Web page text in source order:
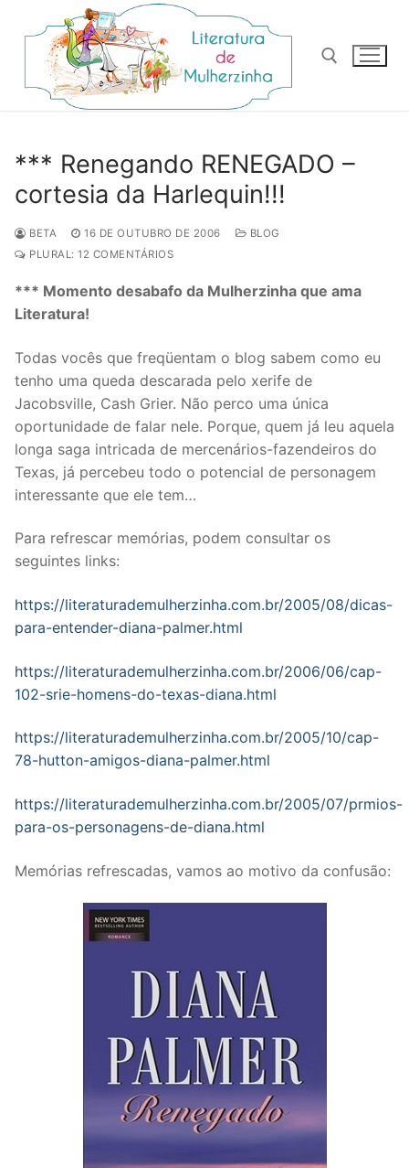
para
conteúdo
*** Renegando RENEGADO –
cortesia da Harlequin!!!
BETA 16 DE OUTUBRO DE 2006
BLOG
PLURAL: 12 COMENTÁRIOS
*** Momento desabafo da Mulherzinha que ama
Literatura!
Todas vocês que freqüentam o blog sabem como eu
tenho uma queda descarada pelo xerife de
Jacobsville, Cash Grier. Não perco uma única
oportunidade de falar nele. Porque, quem já leu aquela
longa saga intricada de mercenários-fazendeiros do
Texas, já percebeu todo o potencial de personagem
interessante que ele tem…
Para refrescar memórias, podem consultar os
seguintes links:
https://literaturademulherzinha.com.br/2005/08/dicas-
para-entender-diana-palmer.html
https://literaturademulherzinha.com.br/2006/06/cap-
102-srie-homens-do-texas-diana.html
https://literaturademulherzinha.com.br/2005/10/cap-
78-hutton-amigos-diana-palmer.html
https://literaturademulherzinha.com.br/2005/07/prmios-
para-os-personagens-de-diana.html
Memórias refrescadas, vamos ao motivo da confusão: